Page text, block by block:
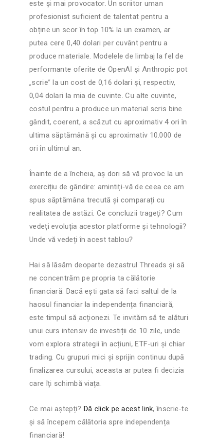
este și mai provocator. Un scriitor uman
profesionist suficient de talentat pentru a
obține un scor în top 10% la un examen, ar
putea cere 0,40 dolari per cuvânt pentru a
produce materiale. Modelele de limbaj la fel de
performante oferite de OpenAI și Anthropic pot
„scrie” la un cost de 0,16 dolari și, respectiv,
0,04 dolari la mia de cuvinte. Cu alte cuvinte,
costul pentru a produce un material scris bine
gândit, coerent, a scăzut cu aproximativ 4 ori în
ultima săptămână și cu aproximativ 10.000 de
ori în ultimul an.
Înainte de a încheia, aș dori să vă provoc la un
exercițiu de gândire: amintiți-vă de ceea ce am
spus săptămâna trecută și comparați cu
realitatea de astăzi. Ce concluzii trageți? Cum
vedeți evoluția acestor platforme și tehnologii?
Unde vă vedeți în acest tablou?
Hai să lăsăm deoparte dezastrul Threads și să
ne concentrăm pe propria ta călătorie
financiară. Dacă ești gata să faci saltul de la
haosul financiar la independența financiară,
este timpul să acționezi. Te invităm să te alături
unui curs intensiv de investiții de 10 zile, unde
vom explora strategii în acțiuni, ETF-uri și chiar
trading. Cu grupuri mici și sprijin continuu după
finalizarea cursului, aceasta ar putea fi decizia
care îți schimbă viața.
Ce mai aștepți? Dă click pe acest link, înscrie-te
și să începem călătoria spre independența
financiară!